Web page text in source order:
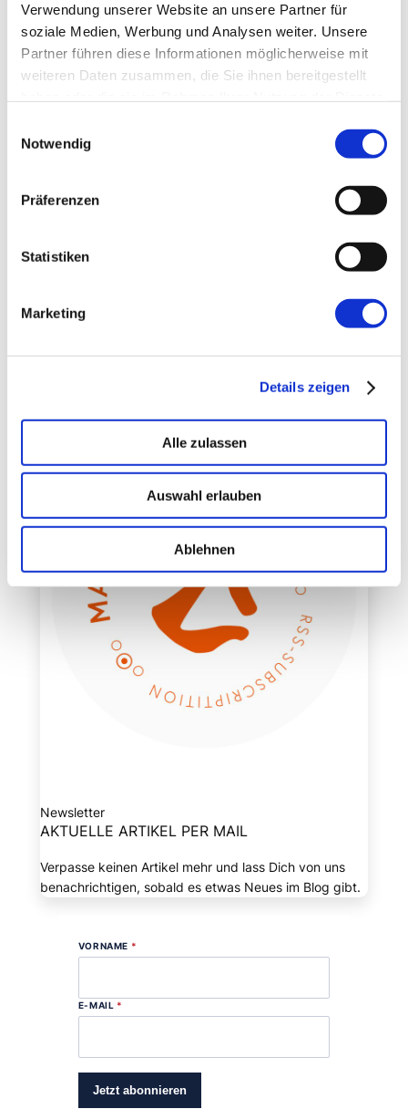
Verwendung unserer Website an unsere Partner für
soziale Medien, Werbung und Analysen weiter. Unsere
Partner führen diese Informationen möglicherweise mit
weiteren Daten zusammen, die Sie ihnen bereitgestellt
Notwendig
Präferenzen
Statistiken
Marketing
Details zeigen
Alle zulassen
Auswahl erlauben
Ablehnen
E-Mail-Adresse*
Confluence
Newsletter
AKTUELLE ARTIKEL PER MAIL
Verpasse keinen Artikel mehr und lass Dich von uns
benachrichtigen, sobald es etwas Neues im Blog gibt.
VORNAME *
E-MAIL *
Jetzt abonnieren